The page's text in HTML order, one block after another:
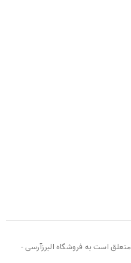
است به فروشگاه البرزآرسی -